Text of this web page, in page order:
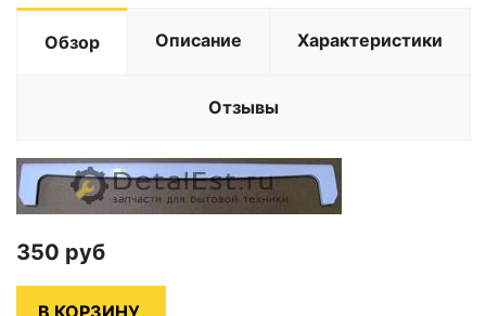
Обзор Описание Характеристики
Отзывы
350 руб